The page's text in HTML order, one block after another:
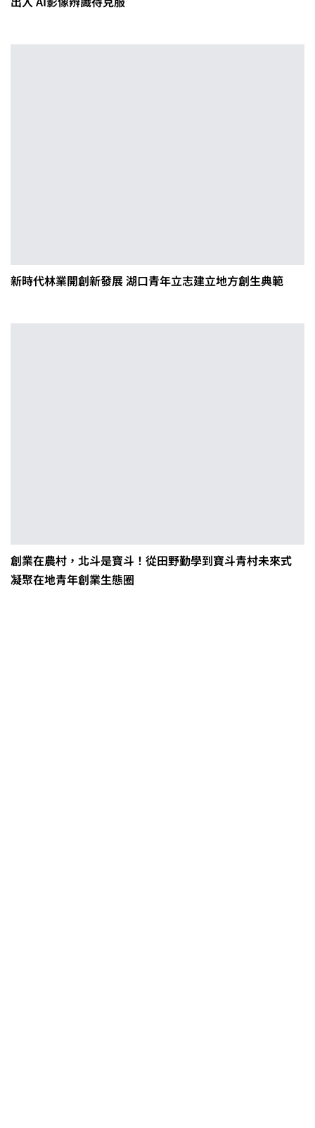
新時代林業開創新發展 湖口青年立志建立地方創生典範
創業在農村，北斗是寶斗！從田野勤學到寶斗青村未來式
凝聚在地青年創業生態圈